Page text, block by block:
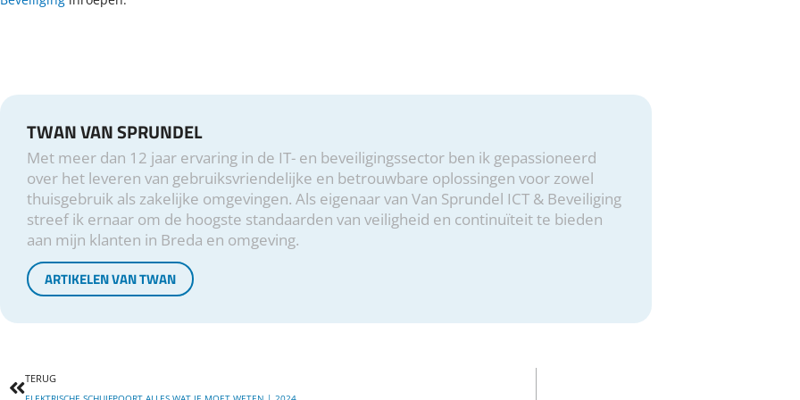
TWAN VAN SPRUNDEL
Met meer dan 12 jaar ervaring in de IT- en beveiligingssector ben ik gepassioneerd
over het leveren van gebruiksvriendelijke en betrouwbare oplossingen voor zowel
thuisgebruik als zakelijke omgevingen. Als eigenaar van Van Sprundel ICT & Beveiliging
streef ik ernaar om de hoogste standaarden van veiligheid en continuïteit te bieden
aan mijn klanten in Breda en omgeving.
ARTIKELEN VAN TWAN
TERUG